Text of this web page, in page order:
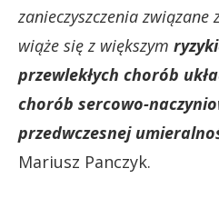
zanieczyszczenia
wiąże się z większym
przewlekłych chorób
chorób sercowo-
przedwczesnej
Mariusz Panczyk.